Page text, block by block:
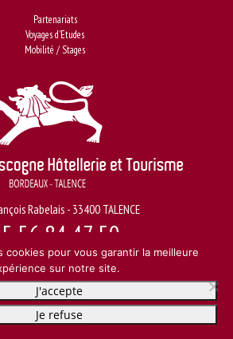
Partenariats
Voyages d'Etudes
Mobilité / Stages
Rabelais - 33400 TALENCE
56 84 47 50
DE GACSOGNE - MENTIONS LÉGALES
cookies pour vous garantir la meilleure
sur notre site.
J'accepte
Je refuse